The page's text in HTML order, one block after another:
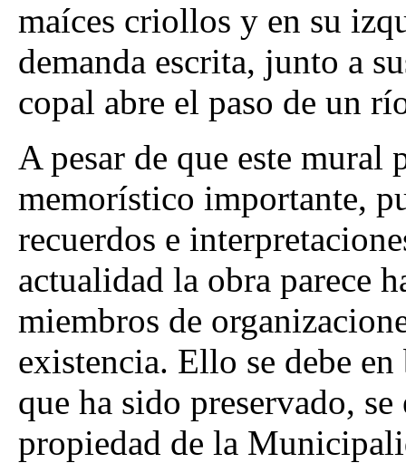
maíces criollos y en su
demanda escrita, junto a
copal abre el paso de un
A pesar de que este
memorístico importante,
recuerdos e
actualidad la obra parece
miembros de
existencia. Ello se debe
que ha sido preservado,
propiedad de la